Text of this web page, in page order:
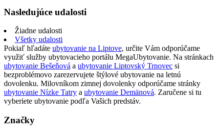
Nasledujúce udalosti
Žiadne udalosti
Všetky udalosti
Pokiaľ hľadáte ubytovanie na Liptove, určite Vám odporúčame
využiť služby ubytovacieho portálu MegaUbytovanie. Na stránkach
ubytovanie Bešeňová a ubytovanie Liptovský Trnovec si
bezproblémovo zarezervujete štýlové ubytovanie na letnú
dovolenku. Milovníkom zimnej dovolenky odporúčame stránky
ubytovanie Nízke Tatry a ubytovanie Demänová. Zaručene si tu
vyberiete ubytovanie podľa Vašich predstáv.
Značky